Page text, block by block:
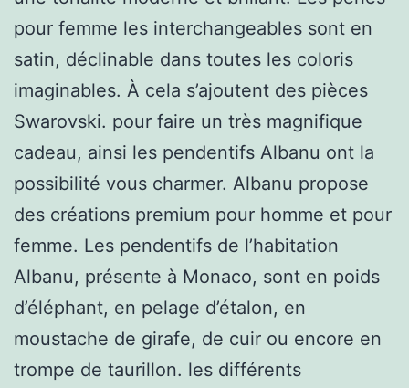
pour femme les interchangeables sont en
satin, déclinable dans toutes les coloris
imaginables. À cela s’ajoutent des pièces
Swarovski. pour faire un très magnifique
cadeau, ainsi les pendentifs Albanu ont la
possibilité vous charmer. Albanu propose
des créations premium pour homme et pour
femme. Les pendentifs de l’habitation
Albanu, présente à Monaco, sont en poids
d’éléphant, en pelage d’étalon, en
moustache de girafe, de cuir ou encore en
trompe de taurillon. les différents